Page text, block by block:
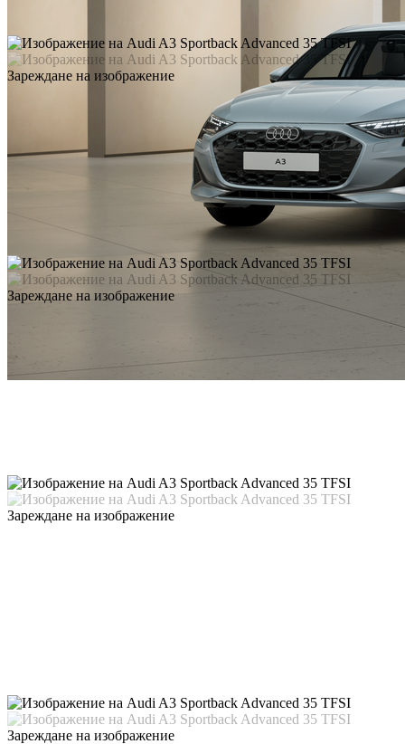
Зареждане на изображение
Зареждане на изображение
Зареждане на изображение
Зареждане на изображение